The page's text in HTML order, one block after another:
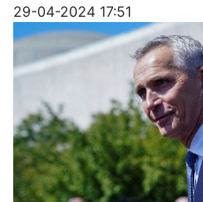
29-04-2024 17:51